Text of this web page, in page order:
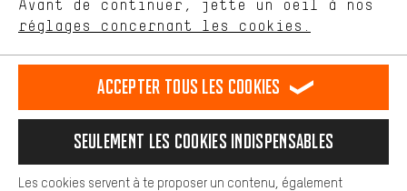
français english
EN Deutsch español
RÉSILIER LE CONTRAT Communauté d'Aix-la-Chapelle
Programme d'affiliation Mentions Légales Protection des données
Conditions générales de vente Plateforme d'Alerte
Reprise des batteries Corepile Paramètres de cookies
Avant de continuer, jette un oeil à nos
réglages concernant les cookies.
Plus de confort
est plus confortable. Avec les cookies de confort, nous
Nous pouvons ainsi mettre à ta disposition d'autres contenus et
informations utiles. De plus, tu as la possibilité d'utiliser des
facilement les bons produits. Par exemple, nous proposons une
facilement aux questions.
Accepter tous les cookies
Seulement les cookies indispensables
Les cookies servent à te proposer un contenu, également